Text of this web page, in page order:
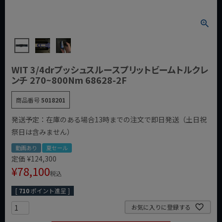
WIT 3/4drプッシュスルースプリットビームトルクレ
ンチ 270~800Nm 68628-2F
商品番号5018201
発送予定：在庫のある場合13時までの注文で即日発送（土日祝
祭日は含みません）
動画あり 夏セール
定価 ¥124,300
¥78,100税込
[ 710ポイント進呈 ]
お気に入りに登録する